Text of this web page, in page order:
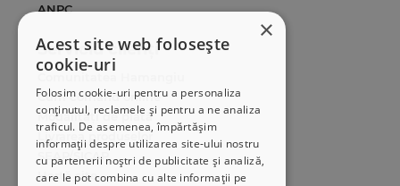
×
Acest site web folosește
cookie-uri
Folosim cookie-uri pentru a personaliza
conținutul, reclamele și pentru a ne analiza
traficul. De asemenea, împărtășim
informații despre utilizarea site-ului nostru
cu partenerii noștri de publicitate și analiză,
care le pot combina cu alte informații pe
ANPC
Serviciu clienți
Cum comand online
Modalități de plată
Livrarea produselor
SEAP/SICAP
Hartă site